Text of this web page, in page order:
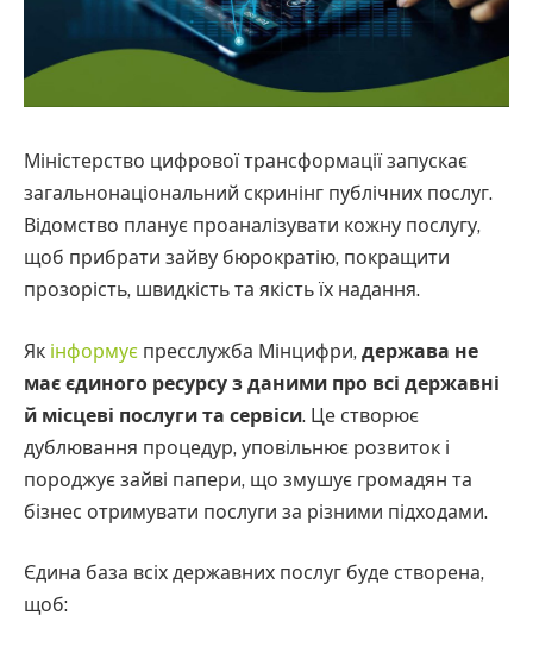
Міністерство цифрової трансформації запускає
загальнонаціональний скринінг публічних послуг.
Відомство планує проаналізувати кожну послугу,
щоб прибрати зайву бюрократію, покращити
прозорість, швидкість та якість їх надання.
Як інформує пресслужба Мінцифри, держава не
має єдиного ресурсу з даними про всі державні
й місцеві послуги та сервіси. Це створює
дублювання процедур, уповільнює розвиток і
породжує зайві папери, що змушує громадян та
бізнес отримувати послуги за різними підходами.
Єдина база всіх державних послуг буде створена,
щоб: